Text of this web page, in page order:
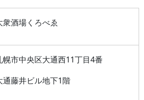
衆酒場くろべゑ
幌市中央区大通西11丁目4番
通藤井ビル地下1階